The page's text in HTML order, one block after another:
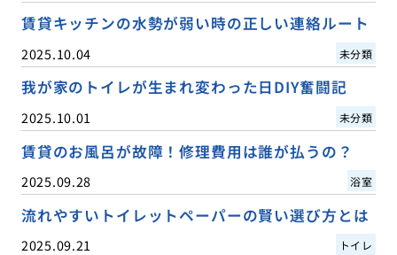
賃貸キッチンの水勢が弱い時の正しい連絡ルート
2025.10.04 未分類
我が家のトイレが生まれ変わった日DIY奮闘記
2025.10.01 未分類
賃貸のお風呂が故障！修理費用は誰が払うの？
2025.09.28 浴室
流れやすいトイレットペーパーの賢い選び方とは
2025.09.21 トイレ